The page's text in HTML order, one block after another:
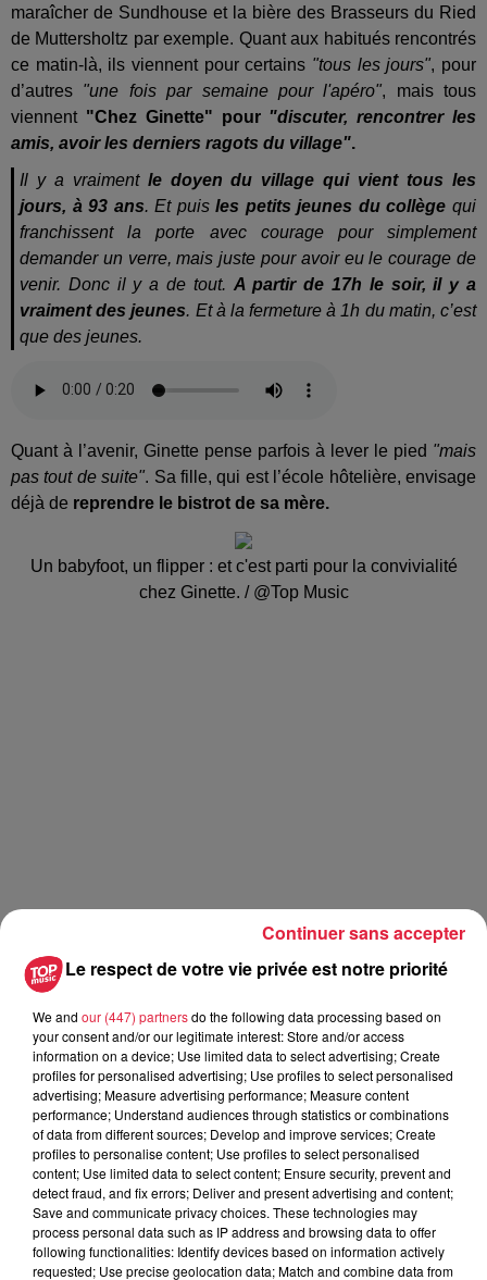
maraîcher de Sundhouse et la bière des Brasseurs du Ried
de Muttersholtz par exemple. Quant aux habitués rencontrés
ce matin-là, ils viennent pour certains "tous les jours", pour
d’autres "une fois par semaine pour l'apéro", mais tous
viennent "Chez Ginette" pour "discuter, rencontrer les
amis, avoir les derniers ragots du village".
Il y a vraimentle doyen du village qui vient tous les
jours, à 93 ans. Et puisles petits jeunes du collège qui
franchissent la porte avec courage pour simplement
demander un verre, mais juste pour avoir eu le courage de
venir. Donc il y a de tout. A partir de 17h le soir, il y a
vraiment des jeunes. Et à la fermeture à 1h du matin, c’est
que des jeunes.
Quant à l’avenir, Ginette pense parfois à lever le pied "mais
pas tout de suite". Sa fille, qui est l’école hôtelière, envisage
déjà de reprendre le bistrot de sa mère.
Un babyfoot, un flipper : et c'est parti pour la convivialité
chez Ginette. / @Top Music
Publié : 16 septembre 2019 à 8h00 - Modifié : 30 octobre
2025 à 16h48 Céline Rinckel
A lire aussi
6 août 2026
À Hoerdt, de l’eau brune sort des
Le respect de votre vie privée est notre priorité
We and our (447) partnersdo the following data processing based on
your consent and/or our legitimate interest: Store and/or access
information on a device; Use limited data to select advertising; Create
profiles for personalised advertising; Use profiles to select personalised
advertising; Measure advertising performance; Measure content
performance; Understand audiences through statistics or combinations
of data from different sources; Develop and improve services; Create
profiles to personalise content; Use profiles to select personalised
content; Use limited data to select content; Ensure security, prevent and
detect fraud, and fix errors; Deliver and present advertising and content;
Save and communicate privacy choices. These technologies may
process personal data such as IP address and browsing data to offer
following functionalities: Identify devices based on information actively
requested; Use precise geolocation data; Match and combine data from
Continuer sans accepter